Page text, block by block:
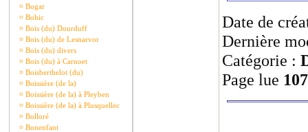
¤ Bogar
¤ Bohic
¤ Bois (du) Dourduff
¤ Bois (du) de Lesnarvor
¤ Bois (du) divers
¤ Bois (du) à Carnoet
¤ Boisberthelot (du)
¤ Boissière (de la)
¤ Boissière (de la) à Pleyben
¤ Boissière (de la) à Plusquellec
¤ Bolloré
¤ Bonenfant
Date de
Dernière
Catégorie :
Page lue